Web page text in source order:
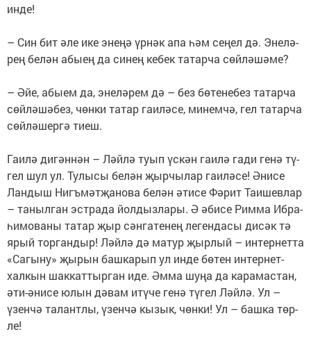
ин­де!
– Син бит әле ике эне­ңә үр­нәк апа һәм се­ңел дә. Эне­лә­
рең бе­лән абы­ең да си­нең ке­бек та­тар­ча сөй­лә­шә­ме?
– Әйе, абы­ем да, эне­лә­рем дә – без бө­те­не­без та­тар­ча
сөй­лә­шә­без, чөн­ки та­тар га­и­лә­се, ми­нем­чә, гел та­тар­ча
сөй­лә­шер­гә ти­еш.
Га­и­лә ди­гән­нән – Ләй­лә ту­ып үс­кән га­и­лә га­ди ге­нә тү­
гел шул ул. Ту­лы­сы бе­лән җыр­чы­лар га­и­лә­се! Әни­се
Лан­дыш Нигъ­мәт­җа­но­ва бе­лән әти­се Фә­рит Та­и­шев­лар
– та­ныл­ган эст­ра­да йол­дыз­ла­ры. Ә әби­се Рим­ма Иб­ра­
һи­мо­ва­ны та­тар җыр сән­га­те­нең ле­ген­да­сы ди­сәк тә
ярый тор­ган­дыр! Ләй­лә дә ма­тур җыр­лый – ин­тер­нет­та
«Са­гы­ну» җы­рын баш­ка­рып ул ин­де бө­тен ин­тер­нет-
хал­кын шак­кат­тыр­ган иде. Әм­ма шу­ңа да ка­ра­мас­тан,
әти-әни­се юлын дә­вам итү­че ге­нә тү­гел Ләй­лә. Ул –
үзен­чә та­лант­лы, үзен­чә кы­зык, чөн­ки! Ул – баш­ка төр­
ле!